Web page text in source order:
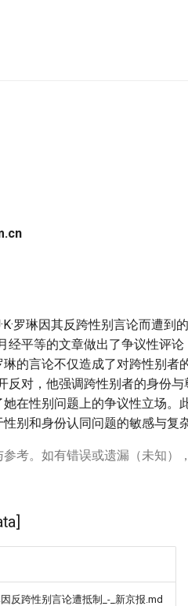
罗琳因其反跨性别言论而遭到
平等的文章做出了争议性评论
的言论不仅造成了对跨性别者
反对，他强调跨性别者的身份
在性别问题上的争议性立场。
别和身份认同问题的敏感与复杂
考。如有错误或遗漏（未知）
反跨性别言论遭抵制_-_新京报.md